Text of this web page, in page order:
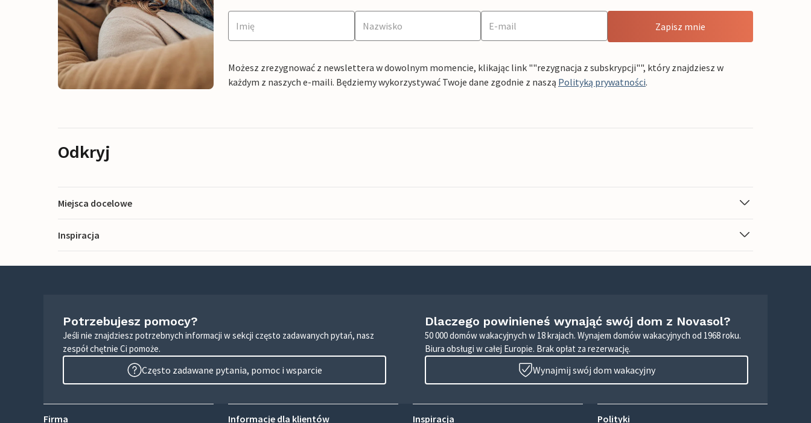
Zapisz mnie
Możesz zrezygnować z newslettera w dowolnym momencie, klikając link ""rezygnacja z subskrypcji"", który znajdziesz w
każdym z naszych e-maili. Będziemy wykorzystywać Twoje dane zgodnie z naszą Polityką prywatności.
Odkryj
Miejsca docelowe
Inspiracja
Potrzebujesz pomocy?
Jeśli nie znajdziesz potrzebnych informacji w sekcji często zadawanych pytań, nasz
zespół chętnie Ci pomoże.
Często zadawane pytania, pomoc i wsparcie
Dlaczego powinieneś wynająć swój dom z Novasol?
50 000 domów wakacyjnych w 18 krajach. Wynajem domów wakacyjnych od 1968 roku.
Biura obsługi w całej Europie. Brak opłat za rezerwację.
Wynajmij swój dom wakacyjny
Firma Informacje dla klientów Inspiracja Polityki